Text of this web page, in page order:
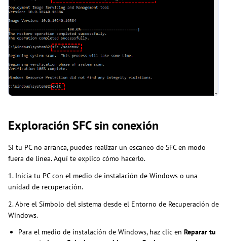
Exploración SFC sin conexión
Si tu PC no arranca, puedes realizar un escaneo de SFC en modo
fuera de línea. Aquí te explico cómo hacerlo.
1. Inicia tu PC con el medio de instalación de Windows o una
unidad de recuperación.
2. Abre el Símbolo del sistema desde el Entorno de Recuperación de
Windows.
Para el medio de instalación de Windows, haz clic en Reparar tu